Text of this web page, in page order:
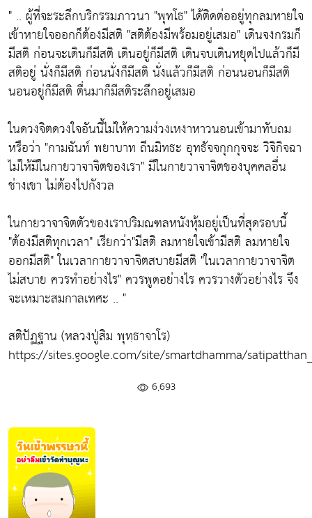
" .. ผู้ที่จะระลึกบริกรรมภาวนา "พุทโธ"ได้ติดต่ออยู่ทุกลมหายใจ
เข้าหายใจออกก็ต้องมีสติ "สติต้องมีพร้อมอยู่เสมอ" เดินจงกรมก็
มีสติ ก่อนจะเดินก็มีสติ เดินอยู่ก็มีสติ เดินจบเดินหยุดไปแล้วก็มี
สติอยู่ นั่งก็มีสติ ก่อนนั่งก็มีสติ นั่งแล้วก็มีสติ ก่อนนอนก็มีสติ
นอนอยู่ก็มีสติ ตื่นมาก็มีสติระลึกอยู่เสมอ
ในดวงจิตดวงใจอันนี้ไม่ให้ความง่วงเหงาหาวนอนเข้ามาทับถม
หรือว่า "กามฉันท์ พยาบาท ถีนมิทธะ อุทธัจจกุกกุจจะ วิจิกิจฉา
ไม่ให้มีในกายวาจาจิตของเรา"มีในกายวาจาจิตของบุคคลอื่น
ช่างเขา ไม่ต้องไปกังวล
ในกายวาจาจิตตัวของเราปริมณฑลหนังหุ้มอยู่เป็นที่สุดรอบนี้
"ต้องมีสติทุกเวลา" เรียกว่า"มีสติ ลมหายใจเข้ามีสติ ลมหายใจ
ออกมีสติ"ในเวลากายวาจาจิตสบายมีสติ "ในเวลากายวาจาจิต
ไม่สบาย ควรทำอย่างไร"ควรพูดอย่างไร ควรวางตัวอย่างไร จึง
จะเหมาะสมกาลเทศะ .. "
สติปัฏฐาน (หลวงปู่สิม พุทฺธาจาโร)
https://sites.google.com/site/smartdhamma/
6,693